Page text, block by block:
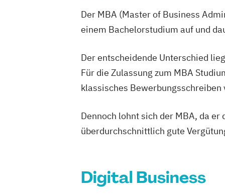
Der MBA (Master of Business
einem Bachelorstudium auf und
Der entscheidende Unterschied
Für die Zulassung zum MBA
klassisches
Dennoch lohnt sich der MBA, da
überdurchschnittlich gute
Digital Business